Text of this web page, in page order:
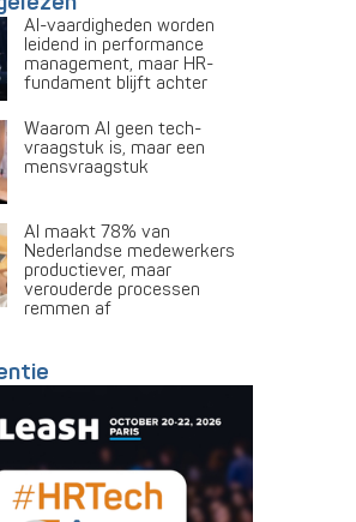
AI-vaardigheden worden
leidend in performance
management, maar HR-
fundament blijft achter
Waarom AI geen tech-
vraagstuk is, maar een
mensvraagstuk
AI maakt 78% van
Nederlandse medewerkers
productiever, maar
verouderde processen
remmen af